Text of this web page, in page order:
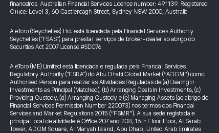
financeiros. Australian Financial Services Licence number: 491139. Registered
Office: Level 3, 60 Castlereagh Street, Sydney NSW 2000, Australia
A eToro (Seychelles) Ltd. está licenciada pela Financial Services Authority
Seychelles ("FSAS") para prestar serviços de broker-dealer ao abrigo do
Securities Act 2007 License #SD076
A eToro (ME) Limited está licenciada e regulada pela Financial Services
Regulatory Authority ("FSRA") do Abu Dhabi Global Market (“ADGM”) como
Authorised Person para realizar as Atividades Reguladas de (a) Dealing in
Investments as Principal (Matched), (b) Arranging Deals in Investments, (c)
Providing Custody, (d) Arranging Custody e (e) Managing Assets (ao abrigo do
Financial Services Permission Number 220073) nos termos dos Financial
Services and Market Regulations 2015 (“FSMR”). A sua sede registada e
principal local de atividade é Office 207 and 208, 15th Floor Floor, Al Sarab
Tower, ADGM Square, Al Maryah Island, Abu Dhabi, United Arab Emirates